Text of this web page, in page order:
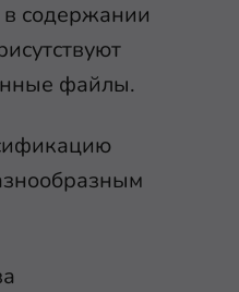
в содержании
файлы.